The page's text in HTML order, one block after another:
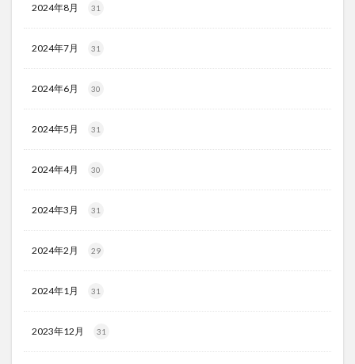
2024年8月 31
2024年7月 31
2024年6月 30
2024年5月 31
2024年4月 30
2024年3月 31
2024年2月 29
2024年1月 31
2023年12月 31